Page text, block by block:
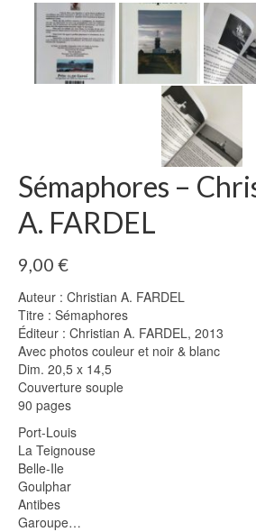
Sémaphores –
A. FARDEL
9,00 €
Auteur : Christian A. FARDEL
Titre : Sémaphores
Éditeur : Christian A. FARDEL, 2013
Avec photos couleur et noir & blanc
Dim. 20,5 x 14,5
Couverture souple
90 pages
Port-Louis
La Teignouse
Belle-Ile
Goulphar
Antibes
Garoupe…